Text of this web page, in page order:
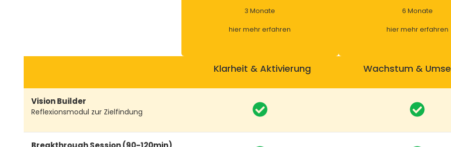
3 Monate
hier mehr erfahren
€1.950
Investment statt
Jetzt Buchen
6 Monate
hier mehr erfahren
€3.250
Investment statt
Jetzt
Klarheit & Aktivierung Wachstum &
Vision Builder
Reflexionsmodul zur Zielfindung